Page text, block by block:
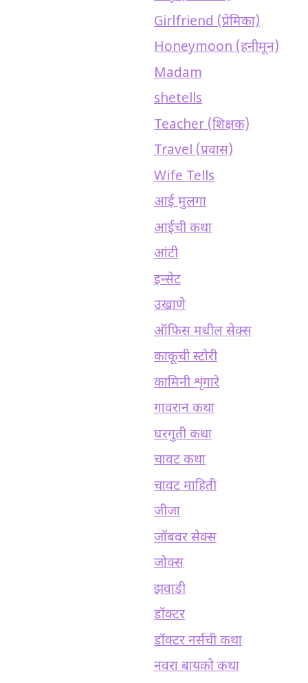
Girlfriend (प्रेमिका)
Honeymoon (हनीमून)
Madam
shetells
Teacher (शिक्षक)
Travel (प्रवास)
Wife Tells
आई मुलगा
आईची कथा
आंटी
इन्सेट
उखाणे
ऑफिस मधील सेक्स
काकूची स्टोरी
कामिनी शृंगारे
गावरान कथा
घरगुती कथा
चावट कथा
चावट माहिती
जीजा
जॉबवर सेक्स
जोक्स
झवाडी
डॉक्टर
डॉक्टर नर्सची कथा
नवरा बायको कथा